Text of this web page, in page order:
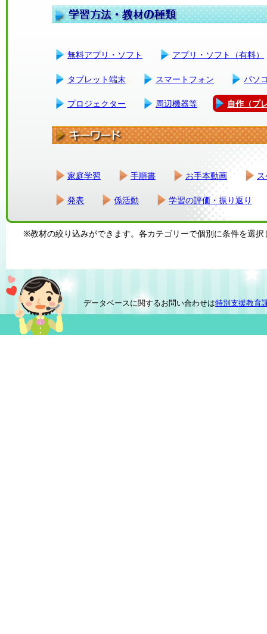
無料アプリ・ソフト アプリ・ソフト（有料）
タブレット端末 スマートフォン パソ
プロジェクター 周辺機器等 自作（プ
家庭学習 手順書 お手本動画
発表 係活動 学習の評価・振り返り
※教材の絞り込みができます。各カテゴリーで個別に条件を選択
データベースに関するお問い合わせは特別支援教育